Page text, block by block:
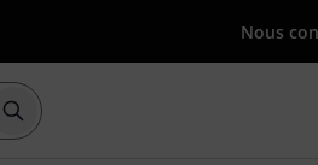
Nous
Démarrer la recherche avec le